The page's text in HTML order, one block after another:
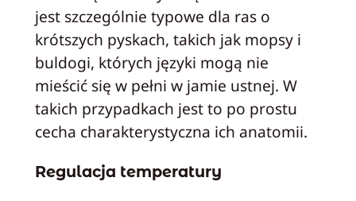
jest szczególnie typowe dla ras o
krótszych pyskach, takich jak mopsy i
buldogi, których języki mogą nie
mieścić się w pełni w jamie ustnej. W
takich przypadkach jest to po prostu
cecha charakterystyczna ich anatomii.
Regulacja temperatury